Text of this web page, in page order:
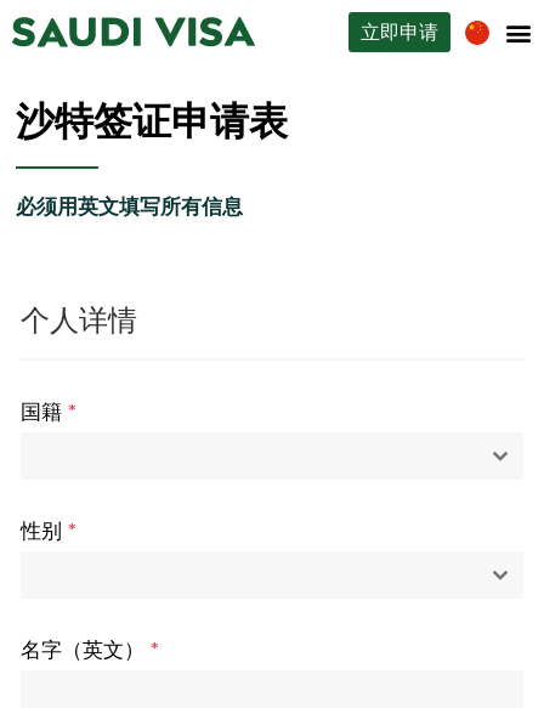
立即申请
沙特签证申请表
必须用英文填写所有信息
个人详情
国籍*
性别*
名字（英文）*